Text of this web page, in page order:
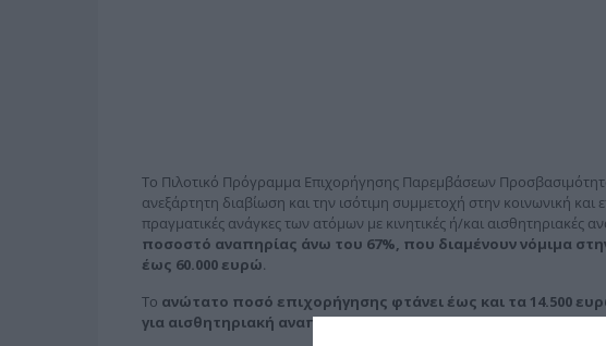
Το Πιλοτικό Πρόγραμμα Επιχορήγησης Παρεμβάσεων
ανεξάρτητη διαβίωση και την ισότιμη συμμετοχή στην κοινωνική και
πραγματικές ανάγκες των ατόμων με κινητικές ή/και αισθητηριακές
ποσοστό αναπηρίας άνω του 67%, που διαμένουν νόμιμα
έως 60.000 ευρώ.
Το ανώτατο ποσό επιχορήγησης φτάνει έως και τα 14.500
για αισθητηριακή αναπηρία, 14.500€ για συνδυασμό